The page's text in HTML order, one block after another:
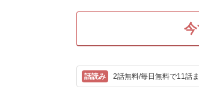
2話無料/毎日無料で11話